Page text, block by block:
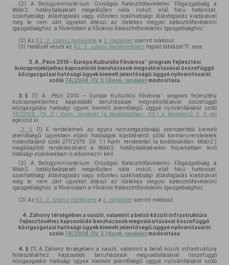
(2) A Belügyminisztérium Országos Katasztrófavédelmi Főigazgatóság a
Módr2. hatálybalépését megelőzően nála indult, első fokú határozat,
szakhatósági állásfoglalás vagy előzetes szakhatósági állásfoglalás kiadásával
még le nem zárt ügyeket átteszi az illetékes megyei katasztrófavédelmi
igazgatósághoz, a fővárosban a Fővárosi Katasztrófavédelmi Igazgatósághoz.”
(2) Az R2. 2. számú melléklete a 2. melléklet szerint módosul.
(3) Hatályát veszti az R2. 2. számú mellékletében foglalt táblázat 11. sora.
3. A „Pécs 2010 – Európa Kulturális Fővárosa” program fejlesztési
kulcsprojektjeihez kapcsolódó beruházások megvalósításával összefüggő
közigazgatási hatósági ügyek kiemelt jelentőségű üggyé nyilvánításáról
szóló 74/2008. (IV. 3.) Korm. rendelet módosítása
3. § (1)
A „Pécs 2010 – Európa Kulturális Fővárosa” program fejlesztési
kulcsprojektjeihez kapcsolódó beruházások megvalósításával összefüggő
közigazgatási hatósági ügyek kiemelt jelentőségű üggyé nyilvánításáról szóló
74/2008. (IV. 3.) Korm. rendelet (a továbbiakban: R3.) a következő 3. §-sal
egészül ki:
3. § (1) E rendeletnek az egyes nemzetgazdasági szempontból kiemelt
jelentőségű ügyekben eljáró hatóságok kijelöléséről szóló kormányrendeletek
módosításáról szóló 271/2016. (IX. 1.) Korm. rendelettel (a továbbiakban: Módr2.)
megállapított rendelkezéseit a Módr2. hatálybalépésekor folyamatban lévő
hatósági eljárásokban is alkalmazni kell.
(2) A Belügyminisztérium Országos Katasztrófavédelmi Főigazgatóság a
Módr2. hatálybalépését megelőzően nála indult, első fokú határozat,
szakhatósági állásfoglalás vagy előzetes szakhatósági állásfoglalás kiadásával
még le nem zárt ügyeket átteszi az illetékes megyei katasztrófavédelmi
igazgatósághoz, a fővárosban a Fővárosi Katasztrófavédelmi Igazgatósághoz.”
(2) Az R3. 2. számú melléklete a 3. melléklet szerint módosul.
4. Záhony térségében a vasúti, valamint a belső közúti infrastruktúra
fejlesztéséhez kapcsolódó beruházások megvalósításával összefüggő
közigazgatási hatósági ügyek kiemelt jelentőségű üggyé nyilvánításáról
szóló 76/2008. (IV. 3.) Korm. rendelet módosítása
4. § (1) A Záhony térségében a vasúti, valamint a belső közúti infrastruktúra
fejlesztéséhez kapcsolódó beruházások megvalósításával összefüggő
közigazgatási hatósági ügyek kiemelt jelentőségű üggyé nyilvánításáról szóló